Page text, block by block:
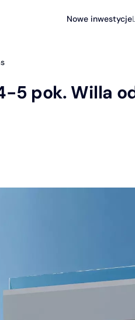
Nowe inwestycje
5 pok. Willa